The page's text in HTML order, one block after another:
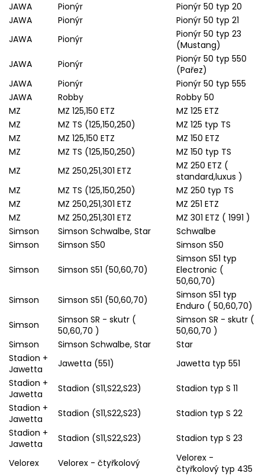
JAWA
Pionýr
Pionýr 50 typ 20
JAWA
Pionýr
Pionýr 50 typ 21
JAWA
Pionýr
Pionýr 50 typ 23
(Mustang)
JAWA
Pionýr
Pionýr 50 typ 550
(Pařez)
JAWA
Pionýr
Pionýr 50 typ 555
JAWA
Robby
Robby 50
MZ
MZ 125,150 ETZ
MZ 125 ETZ
MZ
MZ TS (125,150,250)
MZ 125 typ TS
MZ
MZ 125,150 ETZ
MZ 150 ETZ
MZ
MZ TS (125,150,250)
MZ 150 typ TS
MZ
MZ 250,251,301 ETZ
MZ 250 ETZ (
standard,luxus )
MZ
MZ TS (125,150,250)
MZ 250 typ TS
MZ
MZ 250,251,301 ETZ
MZ 251 ETZ
MZ
MZ 250,251,301 ETZ
MZ 301 ETZ ( 1991 )
Simson
Simson Schwalbe, Star
Schwalbe
Simson
Simson S50 Simson S50
Simson Simson S51 (50,60,70)
Simson S51 typ
Electronic (
50,60,70)
Simson
Simson S51 (50,60,70)
Simson S51 typ
Enduro ( 50,60,70)
Simson
Simson SR - skutr (
50,60,70 )
Simson SR - skutr (
50,60,70 )
Simson
Simson Schwalbe, Star
Star
Stadion +
Jawetta
Jawetta (551)
Jawetta typ 551
Stadion +
Jawetta
Stadion (S11,S22,S23)
Stadion typ S 11
Stadion +
Jawetta
Stadion (S11,S22,S23)
Stadion typ S 22
Stadion +
Jawetta
Stadion (S11,S22,S23) Stadion typ S 23
Velorex Velorex - čtyřkolový
Velorex -
čtyřkolový typ 435